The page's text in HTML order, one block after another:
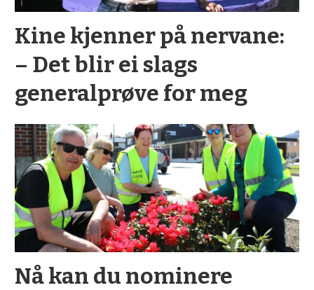
Kine kjenner på nervane:
– Det blir ei slags
generalprøve for meg
Nå kan du nominere